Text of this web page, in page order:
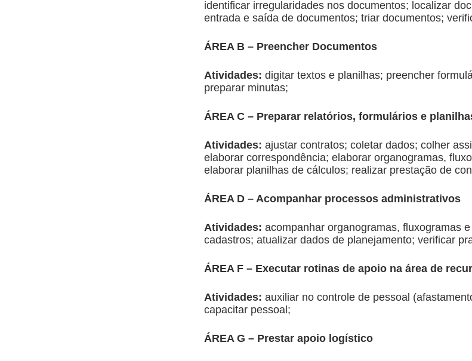
identificar irregularidades nos documentos; localizar
entrada e saída de documentos; triar documentos;
ÁREA B – Preencher Documentos
Atividades: digitar textos e planilhas; preencher
preparar minutas;
ÁREA C – Preparar relatórios, formulários e
Atividades: ajustar contratos; coletar dados; colher
elaborar correspondência; elaborar organogramas,
elaborar planilhas de cálculos; realizar prestação de
ÁREA D – Acompanhar processos administrativos
Atividades: acompanhar organogramas, fluxogramas
cadastros; atualizar dados de planejamento; verificar
ÁREA F – Executar rotinas de apoio na área de
Atividades: auxiliar no controle de pessoal
capacitar pessoal;
ÁREA G – Prestar apoio logístico